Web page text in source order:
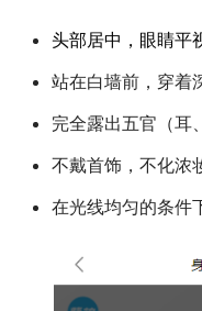
头部居中，眼睛平
站在白墙前，穿着
完全露出五官（耳
不戴首饰，不化浓
在光线均匀的条件